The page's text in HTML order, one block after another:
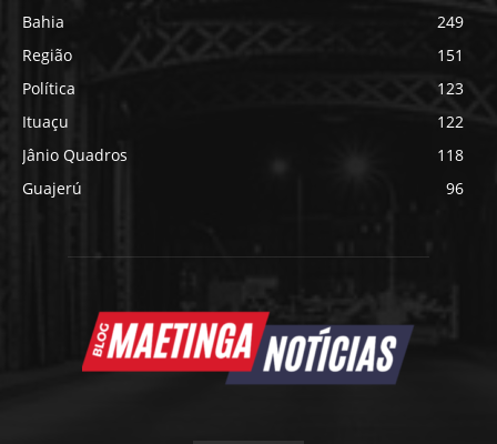
Bahia
249
Região
151
Política
123
Ituaçu
122
Jânio Quadros
118
Guajerú
96